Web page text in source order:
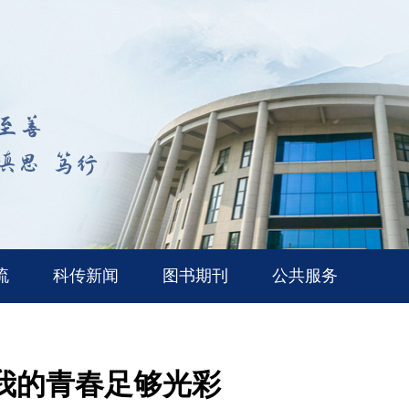
科传新闻 图书期刊 公共服务
的青春足够光彩